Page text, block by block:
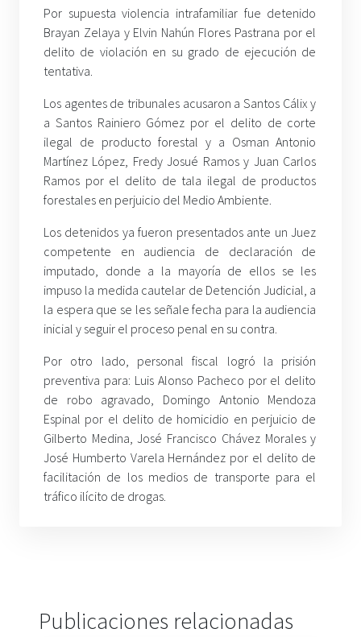
Por supuesta violencia intrafamiliar fue detenido
Brayan Zelaya y Elvin Nahún Flores Pastrana por el
delito de violación en su grado de ejecución de
tentativa.
Los agentes de tribunales acusaron a Santos Cálix y
a Santos Rainiero Gómez por el delito de corte
ilegal de producto forestal y a Osman Antonio
Martínez López, Fredy Josué Ramos y Juan Carlos
Ramos por el delito de tala ilegal de productos
forestales en perjuicio del Medio Ambiente.
Los detenidos ya fueron presentados ante un Juez
competente en audiencia de declaración de
imputado, donde a la mayoría de ellos se les
impuso la medida cautelar de Detención Judicial, a
la espera que se les señale fecha para la audiencia
inicial y seguir el proceso penal en su contra.
Por otro lado, personal fiscal logró la prisión
preventiva para: Luis Alonso Pacheco por el delito
de robo agravado, Domingo Antonio Mendoza
Espinal por el delito de homicidio en perjuicio de
Gilberto Medina, José Francisco Chávez Morales y
José Humberto Varela Hernández por el delito de
facilitación de los medios de transporte para el
tráfico ilícito de drogas.
Publicaciones relacionadas